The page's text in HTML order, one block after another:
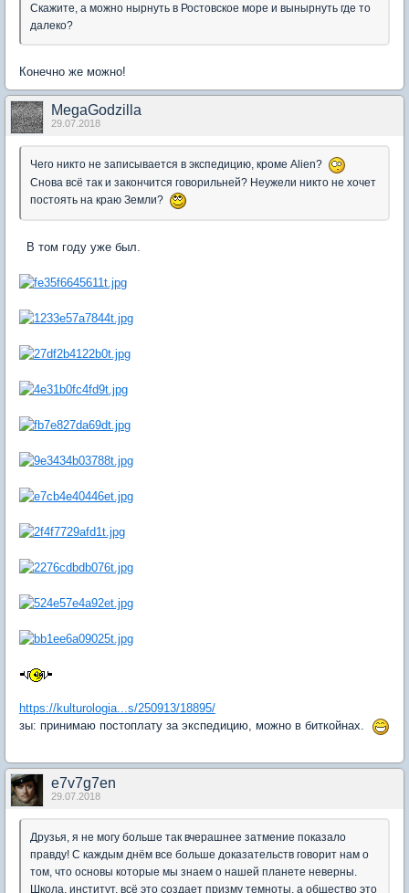
Скажите, а можно нырнуть в Ростовское море и вынырнуть где то
далеко?
Конечно же можно!
MegaGodzilla
29.07.2018
Чего никто не записывается в экспедицию, кроме Alien?
Снова всё так и закончится говорильней? Неужели никто не хочет
постоять на краю Земли?
В том году уже был.
https://kulturologia...s/250913/18895/
зы: принимаю постоплату за экспедицию, можно в биткойнах.
e7v7g7en
29.07.2018
Друзья, я не могу больше так вчерашнее затмение показало
правду! С каждым днём все больше доказательств говорит нам о
том, что основы которые мы знаем о нашей планете неверны.
Школа, институт, всё это создает призму темноты, а общество это